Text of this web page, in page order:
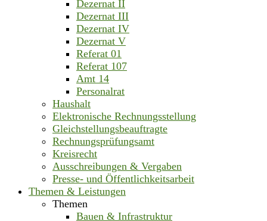
Dezernat II
Dezernat III
Dezernat IV
Dezernat V
Referat 01
Referat 107
Amt 14
Personalrat
Haushalt
Elektronische Rechnungsstellung
Gleichstellungsbeauftragte
Rechnungsprüfungsamt
Kreisrecht
Ausschreibungen & Vergaben
Presse- und Öffentlichkeitsarbeit
Themen & Leistungen
Themen
Bauen & Infrastruktur